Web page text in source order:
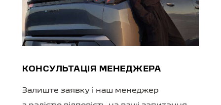
КОНСУЛЬТАЦІЯ МЕНЕДЖЕРА
Залиште заявку і наш менеджер